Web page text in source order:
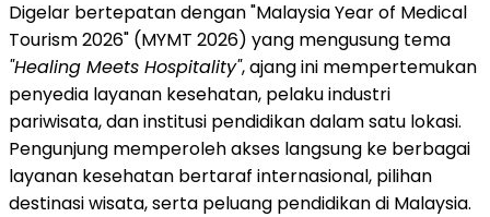
Digelar bertepatan dengan "Malaysia Year of Medical
Tourism 2026" (MYMT 2026) yang mengusung tema
"Healing Meets Hospitality", ajang ini mempertemukan
penyedia layanan kesehatan, pelaku industri
pariwisata, dan institusi pendidikan dalam satu lokasi.
Pengunjung memperoleh akses langsung ke berbagai
layanan kesehatan bertaraf internasional, pilihan
destinasi wisata, serta peluang pendidikan di Malaysia.